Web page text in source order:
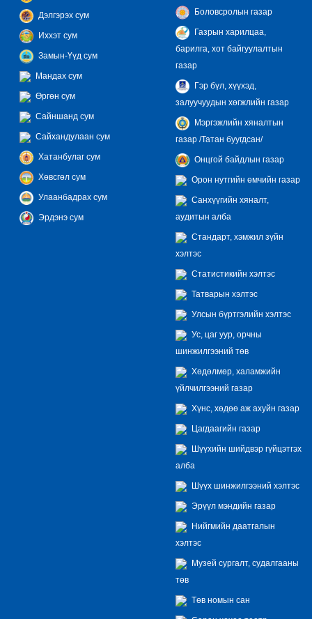
Дэлгэрэх сум
Иххэт сум
Замын-Үүд сум
Мандах сум
Өргөн сум
Сайншанд сум
Сайхандулаан сум
Хатанбулаг сум
Хөвсгөл сум
Улаанбадрах сум
Эрдэнэ сум
Боловсролын газар
Газрын харилцаа,
барилга, хот байгуулалтын
газар
Гэр бүл, хүүхэд,
залуучуудын хөгжлийн газар
Мэргэжлийн хяналтын
газар /Татан буугдсан/
Онцгой байдлын газар
Орон нутгийн өмчийн газар
Санхүүгийн хяналт,
аудитын алба
Стандарт, хэмжил зүйн
хэлтэс
Статистикийн хэлтэс
Татварын хэлтэс
Улсын бүртгэлийн хэлтэс
Ус, цаг уур, орчны
шинжилгээний төв
Хөдөлмөр, халамжийн
үйлчилгээний газар
Хүнс, хөдөө аж ахуйн газар
Цагдаагийн газар
Шүүхийн шийдвэр гүйцэтгэх
алба
Шүүх шинжилгээний хэлтэс
Эрүүл мэндийн газар
Нийгмийн даатгалын
хэлтэс
Музей сургалт, судалгааны
төв
Төв номын сан